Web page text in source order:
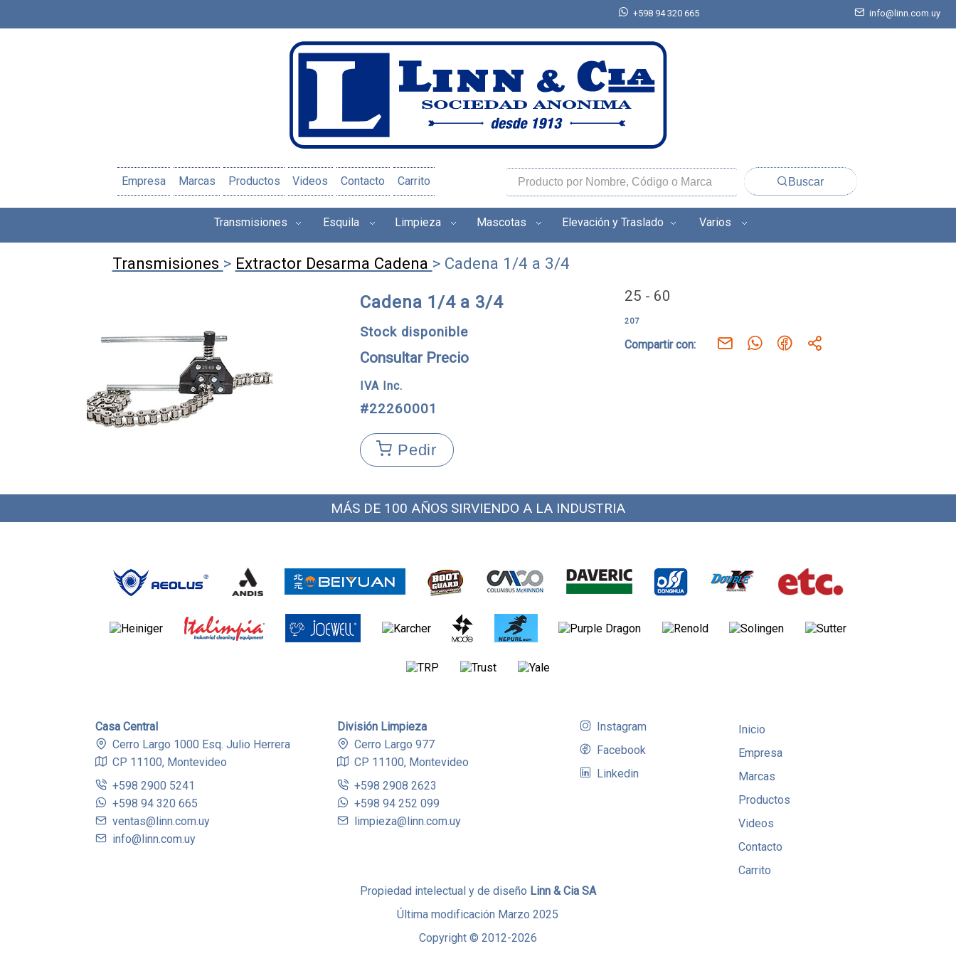
+598 94 320 665 info@linn.com.uy
Empresa Marcas Productos Videos Contacto Carrito Buscar
Transmisiones Esquila Limpieza Mascotas Elevación y Traslado Varios
Transmisiones > Extractor Desarma Cadena > Cadena 1/4 a 3/4
Cadena 1/4 a 3/4
Stock disponible
Consultar Precio
IVA Inc.
#22260001
Pedir
25 - 60
207
Compartir con:
MÁS DE 100 AÑOS SIRVIENDO A LA INDUSTRIA
Casa Central
Cerro Largo 1000 Esq. Julio Herrera
CP 11100, Montevideo
+598 2900 5241
+598 94 320 665
ventas@linn.com.uy
info@linn.com.uy
División Limpieza
Cerro Largo 977
CP 11100, Montevideo
+598 2908 2623
+598 94 252 099
limpieza@linn.com.uy
Instagram
Facebook
Linkedin
Inicio
Empresa
Marcas
Productos
Videos
Contacto
Carrito
Propiedad intelectual y de diseño Linn & Cia SA
Última modificación Marzo 2025
Copyright © 2012-2026